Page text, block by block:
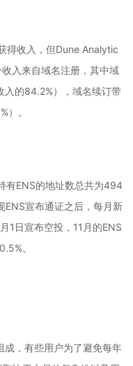
得收入，但Dune Analytic
入来自域名注册，其中域
入的84.2%），域名续订带
）。
有ENS的地址数总共为494
ENS宣布通证之后，每月新
1日宣布空投，11月的ENS
。
成，有些用户为了避免每年